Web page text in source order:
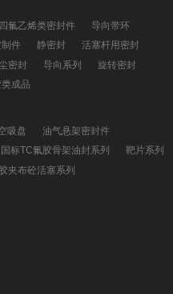
氟乙烯类密封件
导向带环
件 静密封
活塞杆用密封
密封 导向系列
旋转密封
成品
吸盘
油气悬架密封件
国标TC氟胶骨架油封系列
靶片系列
夹布砼活塞系列